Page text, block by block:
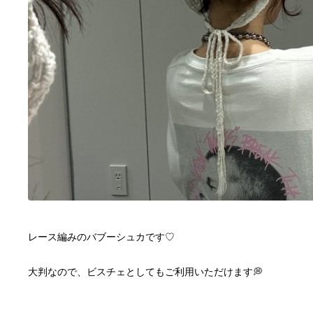
レース編みのバブーシュカです♡
大判なので、ビスチェとしてもご利用いただけます💭